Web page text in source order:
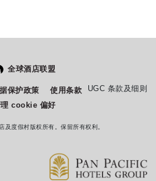
全球酒店联盟
保护政策 使用条款
UGC 条款及细则
cookie 偏好
度假村版权所有。保留所有权利。
?
很满意